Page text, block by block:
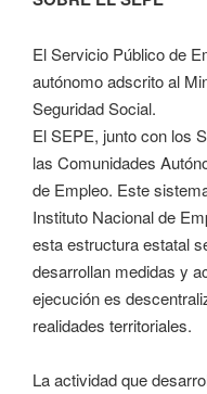
El Servicio Público de
autónomo adscrito al
Seguridad Social.
El SEPE, junto con los
las Comunidades
de Empleo. Este
Instituto Nacional de
esta estructura estatal
desarrollan medidas y
ejecución es
realidades territoriales.
La actividad que